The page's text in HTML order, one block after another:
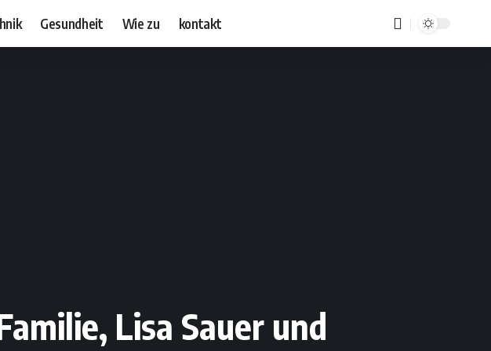
Gesundheit Wie zu kontakt
Lisa Sauer und